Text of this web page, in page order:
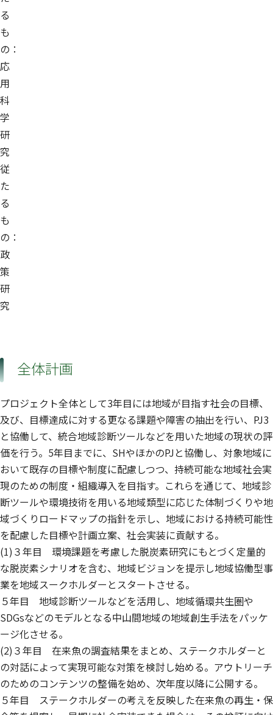
る
も
の：
応
用
科
学
研
究
従
た
る
も
の：
政
策
研
究
全体計画
プロジェクト全体として3年目には地域が目指す社会の目標、
及び、目標達成に対する更なる課題や障害の抽出を行い、PJ3
と協働して、統合地域診断ツールなどを用いた地域の現状の評
価を行う。5年目までに、SHやほかのPJと協働し、対象地域に
おいて既存の目標や制度に配慮しつつ、持続可能な地域社会実
現のための制度・組織導入を目指す。これらを通じて、地域診
断ツールや環境技術を用いる地域類型に応じた体制づくりや地
域づくりロードマップの指針を示し、地域における持続可能性
を配慮した目標や計画立案、社会実装に貢献する。
(1)３年目 環境課題を考慮した脱炭素研究にもとづく定量的
な脱炭素シナリオを含む、地域ビジョンを提示し地域協働型事
業を地域スークホルダーとスタートさせる。
５年目 地域診断ツールなどを活用し、地域循環共生圏や
SDGsなどのモデルとなる中山間地域の地域創生手法をパッケ
ージ化させる。
(2)３年目 在来魚の調査結果をまとめ、ステークホルダーと
の対話によって実現可能な対策を検討し始める。アウトリーチ
のためのコンテンツの整備を始め、次年度以降に公開する。
５年目 ステークホルダーの考えを反映した在来魚の再生・保